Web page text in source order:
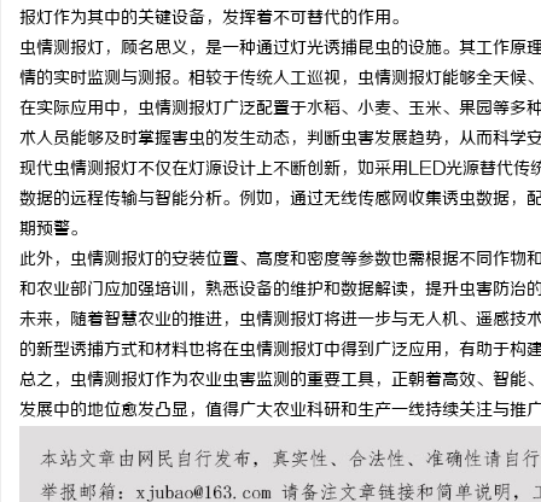
报灯作为其中的关键设备，发挥着不可替代的作用。
虫情测报灯，顾名思义，是一种通过灯光诱捕昆虫的设施。其工作
情的实时监测与测报。相较于传统人工巡视，虫情测报灯能够全天
在实际应用中，虫情测报灯广泛配置于水稻、小麦、玉米、果园等
术人员能够及时掌握害虫的发生动态，判断虫害发展趋势，从而科学
现代虫情测报灯不仅在灯源设计上不断创新，如采用LED光源替代
数据的远程传输与智能分析。例如，通过无线传感网收集诱虫数据
期预警。
此外，虫情测报灯的安装位置、高度和密度等参数也需根据不同作
和农业部门应加强培训，熟悉设备的维护和数据解读，提升虫害防治
未来，随着智慧农业的推进，虫情测报灯将进一步与无人机、遥感
的新型诱捕方式和材料也将在虫情测报灯中得到广泛应用，有助于构
总之，虫情测报灯作为农业虫害监测的重要工具，正朝着高效、智
发展中的地位愈发凸显，值得广大农业科研和生产一线持续关注与推